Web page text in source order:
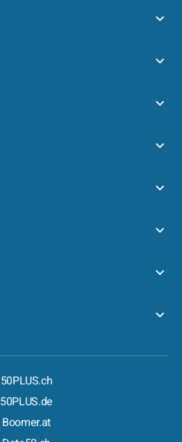
50PLUS.ch
50PLUS.de
Boomer.at